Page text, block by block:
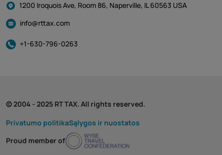
1200 Iroquois Ave, Room 86, Naperville, IL 60563 USA
info@rttax.com
+1-630-796-0263
© 2004 - 2025 RT TAX. All rights reserved.
Privatumo politikaSąlygos ir nuostatos
Proud member of